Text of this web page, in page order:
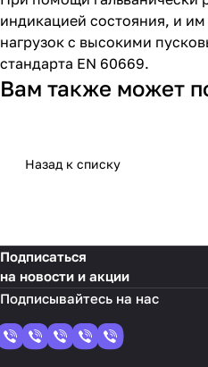
индикацией состояния, и
нагрузок с высокими
стандарта EN 60669.
Вам также может
Назад к списку
Подписаться
на новости и акции